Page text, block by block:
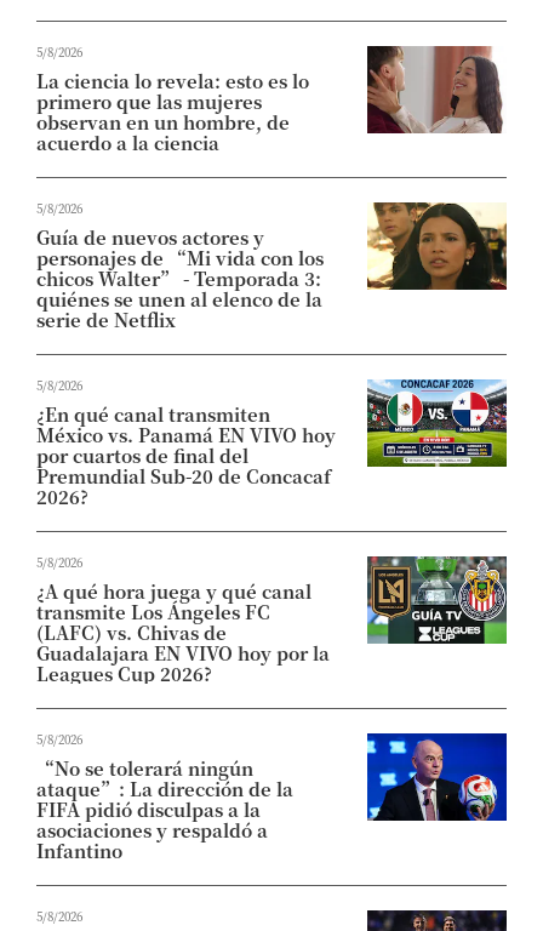
5/8/2026
La ciencia lo revela: esto es lo
primero que las mujeres
observan en un hombre, de
acuerdo a la ciencia
5/8/2026
Guía de nuevos actores y
personajes de “Mi vida con los
chicos Walter” - Temporada 3:
quiénes se unen al elenco de la
serie de Netflix
5/8/2026
¿En qué canal transmiten
México vs. Panamá EN VIVO hoy
por cuartos de final del
Premundial Sub-20 de Concacaf
2026?
5/8/2026
¿A qué hora juega y qué canal
transmite Los Ángeles FC
(LAFC) vs. Chivas de
Guadalajara EN VIVO hoy por la
Leagues Cup 2026?
5/8/2026
“No se tolerará ningún
ataque”: La dirección de la
FIFA pidió disculpas a la
asociaciones y respaldó a
Infantino
5/8/2026